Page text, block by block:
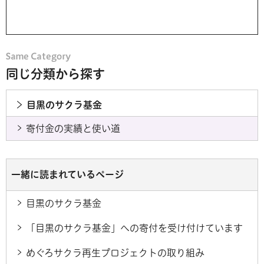
同じ分類から探す
目黒のサクラ基金
寄付金の実績と使い道
一緒に読まれているページ
目黒のサクラ基金
「目黒のサクラ基金」への寄付を受け付けています
めぐろサクラ再生プロジェクトの取り組み